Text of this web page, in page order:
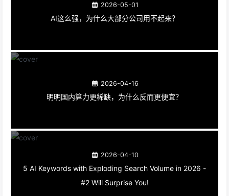
2026-05-01
AI这么强，为什么大部分公司用不起来？
2026-04-16
明明国内算力更稀缺，为什么反而更便宜？
2026-04-10
5 AI Keywords with Exploding Search Volume in 2026 -
#2 Will Surprise You!